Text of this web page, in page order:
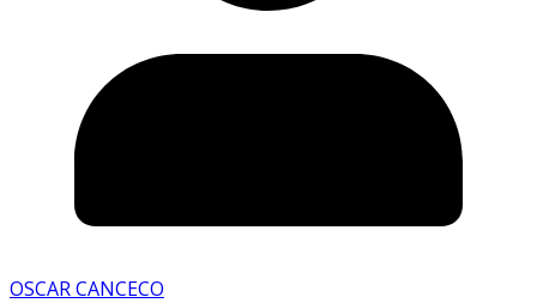
OSCAR CANCECO